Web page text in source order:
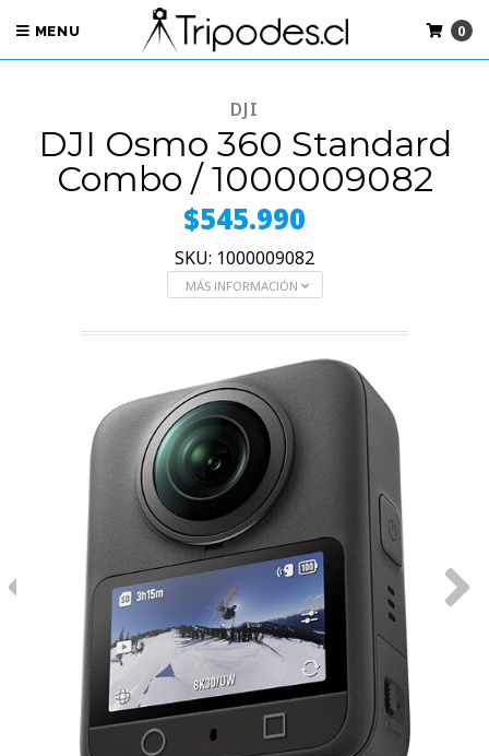
MENU 0
DJI
DJI Osmo 360 Standard
Combo / 1000009082
$545.990
SKU: 1000009082
MÁS INFORMACIÓN